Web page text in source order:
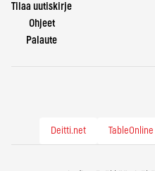
Tilaa uutiskirje
Ohjeet
Palaute
Deitti.net TableOnline